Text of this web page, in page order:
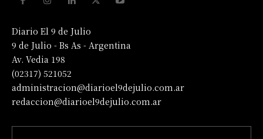
Diario El 9 de Julio
9 de Julio - Bs As - Argentina
Av. Vedia 198
(02317) 521052
administracion@diarioel9dejulio.com.ar
redaccion@diarioel9dejulio.com.ar